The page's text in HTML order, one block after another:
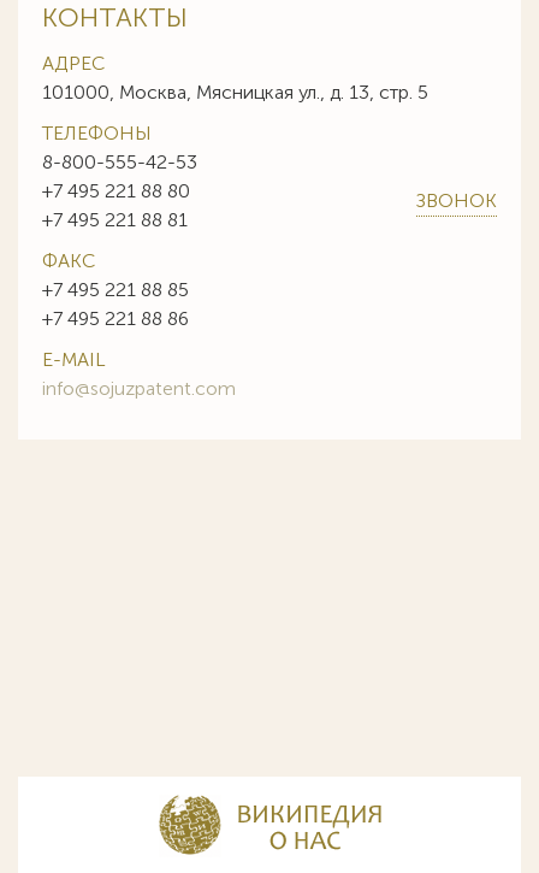
КОНТАКТЫ
АДРЕС
101000, Москва, Мясницкая ул., д. 13, стр. 5
ТЕЛЕФОНЫ
8-800-555-42-53
+7 495 221 88 80
+7 495 221 88 81
ЗВОНОК
ФАКС
+7 495 221 88 85
+7 495 221 88 86
E-MAIL
info@sojuzpatent.com